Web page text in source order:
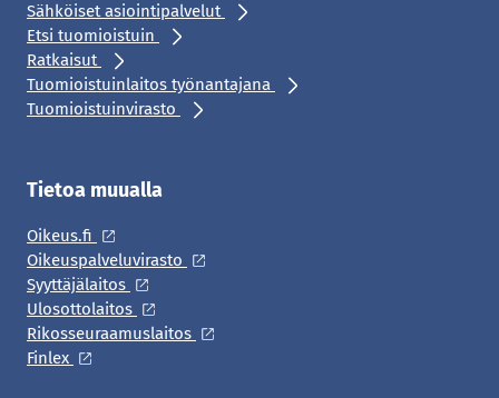
Sähköiset asiointipalvelut
Etsi tuomioistuin
Ratkaisut
Tuomioistuinlaitos työnantajana
Tuomioistuinvirasto
Tietoa muualla
Oikeus.fi
Oikeuspalveluvirasto
Syyttäjälaitos
Ulosottolaitos
Rikosseuraamuslaitos
Finlex